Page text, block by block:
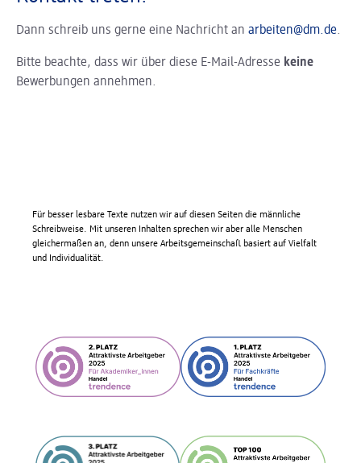
Dann schreib uns gerne eine Nachricht an arbeiten@dm.de.
Bitte beachte, dass wir über diese E-Mail-Adresse keine
Bewerbungen annehmen.
Für besser lesbare Texte nutzen wir auf diesen Seiten die männliche
Schreibweise. Mit unseren Inhalten sprechen wir aber alle Menschen
gleichermaßen an, denn unsere Arbeitsgemeinschaft basiert auf Vielfalt
und Individualität.